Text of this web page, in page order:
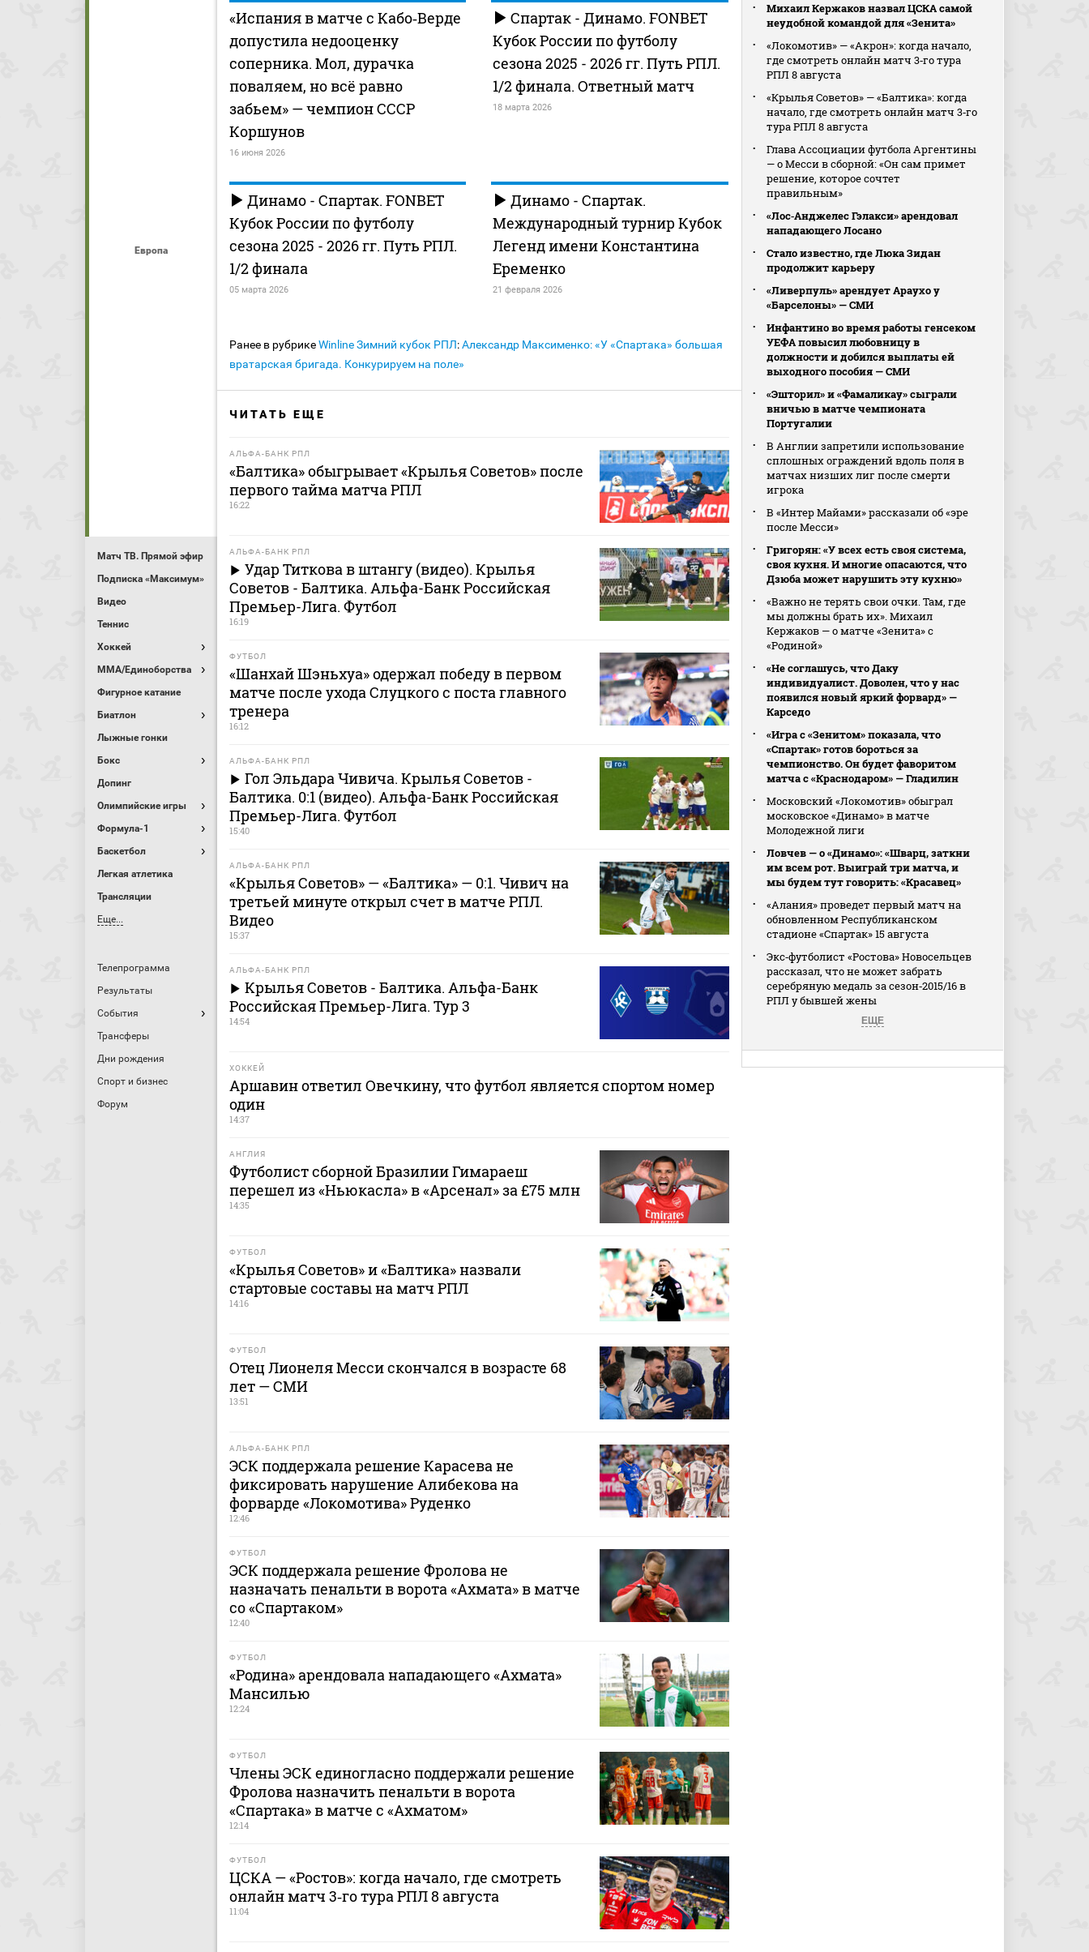
Европа
Матч ТВ. Прямой эфир
Подписка «Максимум»
Видео
Теннис
Хоккей
MMA/Единоборства
Фигурное катание
Биатлон
Лыжные гонки
Бокс
Допинг
Олимпийские игры
Формула-1
Баскетбол
Легкая атлетика
Трансляции
Еще...
Телепрограмма
Результаты
События
Трансферы
Дни рождения
Спорт и бизнес
Форум
«Испания в матче с Кабо‑Верде
допустила недооценку
соперника. Мол, дурачка
поваляем, но всё равно
забьем» — чемпион СССР
Коршунов
16 июня 2026
Спартак - Динамо. FONBET
Кубок России по футболу
сезона 2025 - 2026 гг. Путь РПЛ.
1/2 финала. Ответный матч
18 марта 2026
Динамо - Спартак. FONBET
Кубок России по футболу
сезона 2025 - 2026 гг. Путь РПЛ.
1/2 финала
05 марта 2026
Динамо - Спартак.
Международный турнир Кубок
Легенд имени Константина
Еременко
21 февраля 2026
Ранее в рубрикеWinline Зимний кубок РПЛ:Александр Максименко: «У «Спартака» большая
вратарская бригада. Конкурируем на поле»
ЧИТАТЬ ЕЩЕ
АЛЬФА-БАНК РПЛ
«Балтика» обыгрывает «Крылья Советов» после
первого тайма матча РПЛ
16:22
АЛЬФА-БАНК РПЛ
Удар Титкова в штангу (видео). Крылья
Советов - Балтика. Альфа-Банк Российская
Премьер-Лига. Футбол
16:19
ФУТБОЛ
«Шанхай Шэньхуа» одержал победу в первом
матче после ухода Слуцкого с поста главного
тренера
16:12
АЛЬФА-БАНК РПЛ
Гол Эльдара Чивича. Крылья Советов -
Балтика. 0:1 (видео). Альфа-Банк Российская
Премьер-Лига. Футбол
15:40
АЛЬФА-БАНК РПЛ
«Крылья Советов» — «Балтика» — 0:1. Чивич на
третьей минуте открыл счет в матче РПЛ.
Видео
15:37
АЛЬФА-БАНК РПЛ
Крылья Советов - Балтика. Альфа-Банк
Российская Премьер-Лига. Тур 3
14:54
ХОККЕЙ
Аршавин ответил Овечкину, что футбол является спортом номер
один
14:37
АНГЛИЯ
Футболист сборной Бразилии Гимараеш
перешел из «Ньюкасла» в «Арсенал» за £75 млн
14:35
ФУТБОЛ
«Крылья Советов» и «Балтика» назвали
стартовые составы на матч РПЛ
14:16
ФУТБОЛ
Отец Лионеля Месси скончался в возрасте 68
лет — СМИ
13:51
АЛЬФА-БАНК РПЛ
ЭСК поддержала решение Карасева не
фиксировать нарушение Алибекова на
форварде «Локомотива» Руденко
12:46
ФУТБОЛ
ЭСК поддержала решение Фролова не
назначать пенальти в ворота «Ахмата» в матче
со «Спартаком»
12:40
ФУТБОЛ
«Родина» арендовала нападающего «Ахмата»
Мансилью
12:24
ФУТБОЛ
Члены ЭСК единогласно поддержали решение
Фролова назначить пенальти в ворота
«Спартака» в матче с «Ахматом»
12:14
ФУТБОЛ
ЦСКА — «Ростов»: когда начало, где смотреть
онлайн матч 3‑го тура РПЛ 8 августа
11:04
Михаил Кержаков назвал ЦСКА самой
неудобной командой для «Зенита»
«Локомотив» — «Акрон»: когда начало,
где смотреть онлайн матч 3‑го тура
РПЛ 8 августа
«Крылья Советов» — «Балтика»: когда
начало, где смотреть онлайн матч 3‑го
тура РПЛ 8 августа
Глава Ассоциации футбола Аргентины
— о Месси в сборной: «Он сам примет
решение, которое сочтет
правильным»
«Лос‑Анджелес Гэлакси» арендовал
нападающего Лосано
Стало известно, где Люка Зидан
продолжит карьеру
«Ливерпуль» арендует Араухо у
«Барселоны» — СМИ
Инфантино во время работы генсеком
УЕФА повысил любовницу в
должности и добился выплаты ей
выходного пособия — СМИ
«Эшторил» и «Фамаликау» сыграли
вничью в матче чемпионата
Португалии
В Англии запретили использование
сплошных ограждений вдоль поля в
матчах низших лиг после смерти
игрока
В «Интер Майами» рассказали об «эре
после Месси»
Григорян: «У всех есть своя система,
своя кухня. И многие опасаются, что
Дзюба может нарушить эту кухню»
«Важно не терять свои очки. Там, где
мы должны брать их». Михаил
Кержаков — о матче «Зенита» с
«Родиной»
«Не соглашусь, что Даку
индивидуалист. Доволен, что у нас
появился новый яркий форвард» —
Карседо
«Игра с «Зенитом» показала, что
«Спартак» готов бороться за
чемпионство. Он будет фаворитом
матча с «Краснодаром» — Гладилин
Московский «Локомотив» обыграл
московское «Динамо» в матче
Молодежной лиги
Ловчев — о «Динамо»: «Шварц, заткни
им всем рот. Выиграй три матча, и
мы будем тут говорить: «Красавец»
«Алания» проведет первый матч на
обновленном Республиканском
стадионе «Спартак» 15 августа
Экс‑футболист «Ростова» Новосельцев
рассказал, что не может забрать
серебряную медаль за сезон‑2015/16 в
РПЛ у бывшей жены
ЕЩЕ